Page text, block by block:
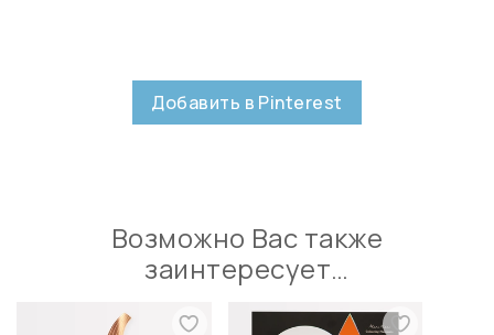
Добавить в Pinterest
Возможно Вас также
заинтересует…